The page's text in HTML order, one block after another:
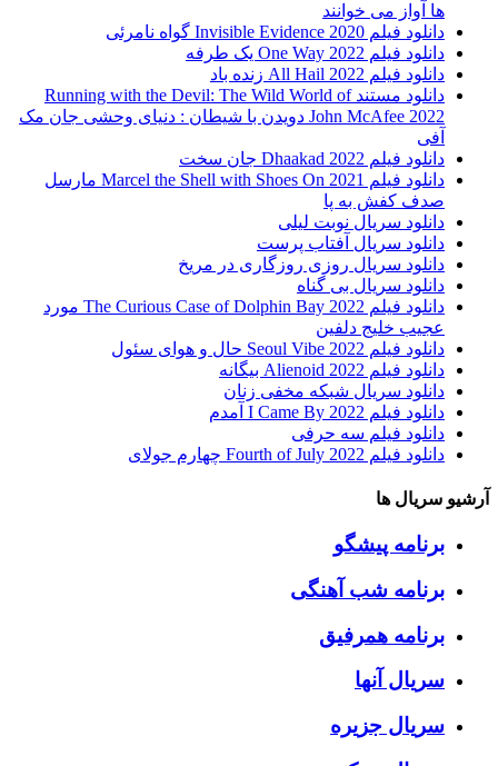
ها آواز می خوانند
دانلود فیلم 2020 Invisible Evidence گواه نامرئی
دانلود فیلم One Way 2022 یک طرفه
دانلود فیلم All Hail 2022 زنده باد
دانلود مستند Running with the Devil: The Wild World of
John McAfee 2022 دویدن با شیطان : دنیای وحشی جان مک
آفی
دانلود فیلم Dhaakad 2022 جان سخت
دانلود فیلم Marcel the Shell with Shoes On 2021 مارسل
صدف کفش به پا
دانلود سریال نوبت لیلی
دانلود سریال آفتاب پرست
دانلود سریال روزی روزگاری در مریخ
دانلود سریال بی گناه
دانلود فیلم The Curious Case of Dolphin Bay 2022 مورد
عجیب خلیج دلفین
دانلود فیلم Seoul Vibe 2022 حال و هوای سئول
دانلود فیلم Alienoid 2022 بیگانه
دانلود سریال شبکه مخفی زنان
دانلود فیلم I Came By 2022 آمدم
دانلود فیلم سه حرفی
دانلود فیلم Fourth of July 2022 چهارم جولای
آرشیو سریال ها
برنامه پیشگو
برنامه شب آهنگی
برنامه همرفیق
سریال آنها
سریال جزیره